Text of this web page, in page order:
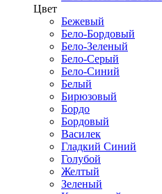
Цвет
Бежевый
Бело-Бордовый
Бело-Зеленый
Бело-Серый
Бело-Синий
Белый
Бирюзовый
Бордо
Бордовый
Василек
Гладкий Синий
Голубой
Желтый
Зеленый